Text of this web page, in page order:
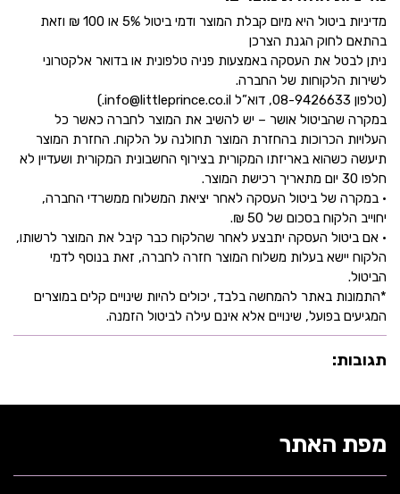
מדיניות ביטול היא מיום קבלת המוצר ודמי ביטול 5% או 100 ₪ וזאת
בהתאם לחוק הגנת הצרכן
ניתן לבטל את העסקה באמצעות פניה טלפונית או בדואר אלקטרוני
לשירות הלקוחות של החברה.
(טלפון 08-9426633, דוא”ל info@littleprince.co.il.)
במקרה שהביטול אושר – יש להשיב את המוצר לחברה כאשר כל
העלויות הכרוכות בהחזרת המוצר תחולנה על הלקוח. החזרת המוצר
תיעשה כשהוא באריזתו המקורית בצירוף החשבונית המקורית ושעדיין לא
חלפו 30 יום מתאריך רכישת המוצר.
• במקרה של ביטול העסקה לאחר יציאת המשלוח ממשרדי החברה,
יחוייב הלקוח בסכום של 50 ₪.
• אם ביטול העסקה יתבצע לאחר שהלקוח כבר קיבל את המוצר לרשותו,
הלקוח יישא בעלות משלוח המוצר חזרה לחברה, זאת בנוסף לדמי
הביטול.
*התמונות באתר להמחשה בלבד, יכולים להיות שינויים קלים במוצרים
המגיעים בפועל, שינויים אלא אינם עילה לביטול הזמנה.
תגובות:
מפת האתר